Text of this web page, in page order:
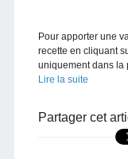
Pour apporter une
recette en cliquant
uniquement dans la
Lire la suite
Partager cet